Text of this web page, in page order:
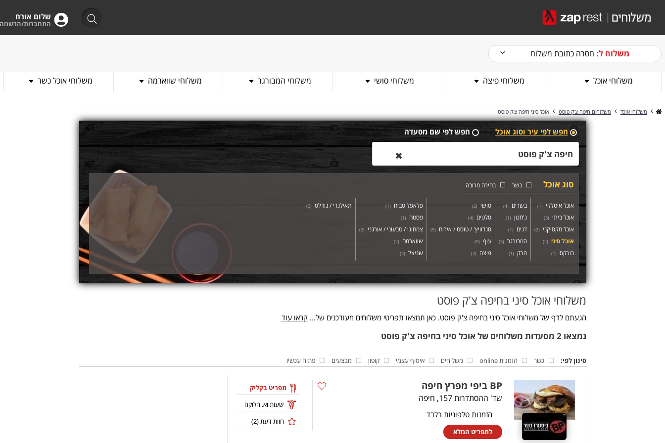
שלום אורח
התחברות/הרשמה
משלוח ל: חסרה כתובת משלוח
משלוחי אוכל משלוחי פיצה משלוחי סושי משלוחי המבורגר משלוחי שווארמה משלוחי אוכל כשר
משלוחי אוכל משלוחים חיפה צ'ק פוסט אוכל סיני חיפה צ'ק פוסט
חפש לפי עיר וסוג אוכל חפש לפי שם מסעדה
✖
סוג אוכל כשר בחירה מרובה
אוכל איטלקי (
1
)
אוכל ביתי (
3
)
אוכל מקסיקני (
2
)
אוכל סיני (
2
)
בורקס (
1
)
בשרים (
4
)
ג'חנון (
1
)
דגים (
1
)
המבורגר (
5
)
מרק (
1
)
סושי (
2
)
סלטים (
4
)
סנדוויץ' / טוסט / אירוח (
5
)
עוף (
5
)
פיצה (
2
)
פלאפל סביח (
1
)
פסטה (
1
)
צמחוני / טבעוני / אורגני (
2
)
שווארמה (
2
)
שניצל (
2
)
תאילנדי / נודלס (
2
)
משלוחי אוכל סיני בחיפה צ'ק פוסט
הגעתם לדף של משלוחי אוכל סיני בחיפה צ'ק פוסט. כאן תמצאו תפריטי משלוחים מעודכנים של... קראו עוד
נמצאו 2 מסעדות משלוחים של אוכל סיני בחיפה צ'ק פוסט
סינון לפי: כשר הזמנות online משלוחים איסוף עצמי קופון מבצעים פתוח עכשיו
BP ביפי מפרץ חיפה
שד' ההסתדרות 157, חיפה
הזמנות טלפוניות בלבד
לתפריט המלא
תפריט בקליק
שעות וא. חלוקה
חוות דעת (2
)